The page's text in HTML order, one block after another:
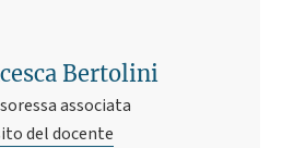
Bertolini
associata
del docente